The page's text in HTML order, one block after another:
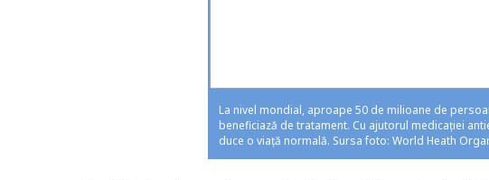
La nivel mondial, aproape 50 de milioane de
beneficiază de tratament. Cu ajutorul medicației
duce o viață normală. Sursa foto: World Heath